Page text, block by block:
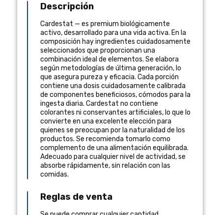
Descripción
Cardestat — es premium biológicamente
activo, desarrollado para una vida activa. En la
composición hay ingredientes cuidadosamente
seleccionados que proporcionan una
combinación ideal de elementos. Se elabora
según metodologías de última generación, lo
que asegura pureza y eficacia. Cada porción
contiene una dosis cuidadosamente calibrada
de componentes beneficiosos, cómodos para la
ingesta diaria. Cardestat no contiene
colorantes ni conservantes artificiales, lo que lo
convierte en una excelente elección para
quienes se preocupan por la naturalidad de los
productos. Se recomienda tomarlo como
complemento de una alimentación equilibrada.
Adecuado para cualquier nivel de actividad, se
absorbe rápidamente, sin relación con las
comidas.
Reglas de venta